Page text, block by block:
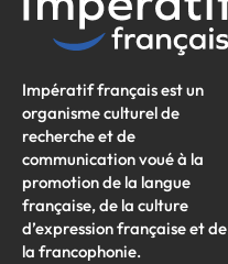
Impératif français est un
organisme culturel de
recherche et de
communication voué à la
promotion de la langue
française, de la culture
d’expression française et de
la francophonie.